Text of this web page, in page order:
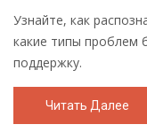
Узнайте, как
какие типы проблем
поддержку.
Читать Далее